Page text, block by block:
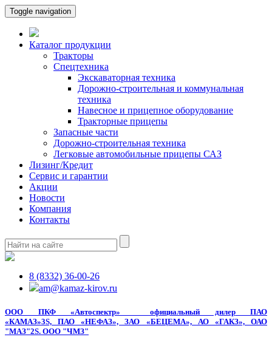
Toggle navigation
Каталог продукции
Тракторы
Спецтехника
Экскаваторная техника
Дорожно-строительная и коммунальная
техника
Навесное и прицепное оборудование
Тракторные прицепы
Запасные части
Дорожно-строительная техника
Легковые автомобильные прицепы САЗ
Лизинг/Кредит
Сервис и гарантии
Акции
Новости
Компания
Контакты
8 (8332) 36-00-26
am@kamaz-kirov.ru
ООО ПКФ «Автоспектр» официальный дилерПАО
«КАМАЗ»3S, ПАО «НЕФАЗ», ЗАО «БЕЦЕМА», АО «ГАКЗ», ОАО
"МАЗ"2S. ООО "ЧМЗ"